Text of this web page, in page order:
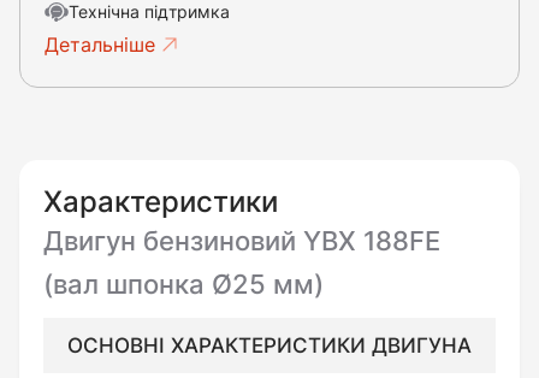
Технічна підтримка
Детальніше
Характеристики
Двигун бензиновий YBX 188FE
(вал шпонка Ø25 мм)
ОСНОВНІ ХАРАКТЕРИСТИКИ ДВИГУНА